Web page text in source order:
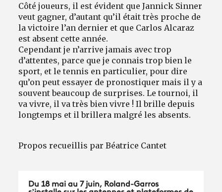
Côté joueurs, il est évident que Jannick Sinner
veut gagner, d’autant qu’il était très proche de
la victoire l’an dernier et que Carlos Alcaraz
est absent cette année.
Cependant je n’arrive jamais avec trop
d’attentes, parce que je connais trop bien le
sport, et le tennis en particulier, pour dire
qu’on peut essayer de pronostiquer mais il y a
souvent beaucoup de surprises. Le tournoi, il
va vivre, il va très bien vivre ! Il brille depuis
longtemps et il brillera malgré les absents.
Propos recueillis par Béatrice Cantet
Du 18 mai au 7 juin, Roland-Garros